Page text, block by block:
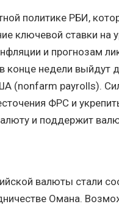
политике РБИ,
ключевой ставки на
и прогнозам
конце недели выйдут
(nonfarm payrolls).
ФРС и
и поддержит
валюты стали
Омана.